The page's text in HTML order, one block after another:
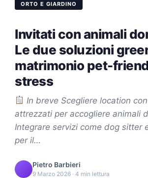
ORTO E GIARDINO
Invitati con animali
Le due soluzioni
matrimonio pet-
stress
In breve Scegliere location
attrezzati per accogliere animali
Integrare servizi come dog sitter
per il…
Pietro Barbieri
9 Marzo 2026 · 4 min lettura